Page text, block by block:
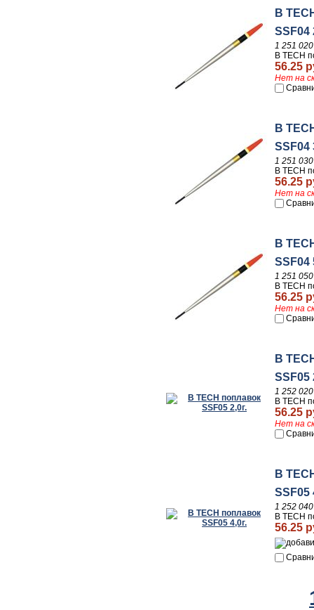
B
SSF04
1 251 020
B TECH
56.25
Нет на
B
SSF04
1 251 030
B TECH
56.25
Нет на
B
SSF04
1 251 050
B TECH
56.25
Нет на
B
SSF05
1 252 020
B TECH
56.25
Нет на
B
SSF05
1 252 040
B TECH
56.25